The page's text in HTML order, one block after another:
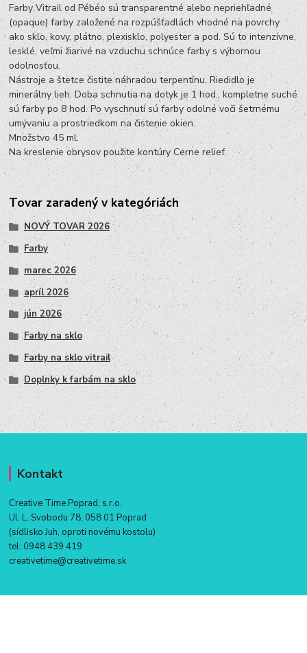
Farby Vitrail od Pébéo sú transparentné alebo nepriehľadné
(opaque) farby založené na rozpúšťadlách vhodné na povrchy
ako sklo, kovy, plátno, plexisklo, polyester a pod. Sú to intenzívne,
lesklé, veľmi žiarivé na vzduchu schnúce farby s výbornou
odolnosťou.
Nástroje a štetce čistite náhradou terpentínu. Riedidlo je
minerálny lieh. Doba schnutia na dotyk je 1 hod., kompletne suché
sú farby po 8 hod. Po vyschnutí sú farby odolné voči šetrnému
umývaniu a prostriedkom na čistenie okien.
Množstvo 45 ml.
Na kreslenie obrysov použite kontúry Cerne relief.
Tovar zaradený v kategóriách
NOVÝ TOVAR 2026
Farby
marec 2026
apríl 2026
jún 2026
Farby na sklo
Farby na sklo vitrail
Doplnky k farbám na sklo
Kontakt
Creative Time Poprad, s.r.o.
Ul. L. Svobodu 78, 058 01 Poprad
(sídlisko Juh, oproti novému kostolu)
tel: 0948 439 419
creativetime@creativetime.sk